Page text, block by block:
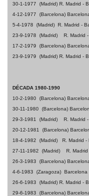
30-1-1977
(Madrid) R. Madrid -
4-12-1977
(Barcelona)
5-4-1978
(Madrid) R. Madrid -
23-9-1978
(Madrid) R. Madrid
17-2-1979
(Barcelona)
23-9-1979
(Madrid) R. Madrid -
DÉCADA 1980-1990
10-2-1980 (Barcelona)
30-11-1980 (Barcelona)
29-3-1981
(Madrid) R. Madrid
20-12-1981
(Barcelona)
18-4-1982
(Madrid) R. Madrid -
27-11-1982
(Madrid) R.
26-3-1983
(Barcelona)
4-6-1983
(Zaragoza) Barcelona
26-6-1983
(Madrid) R. Madrid -
29-6-1983
(Barcelona)